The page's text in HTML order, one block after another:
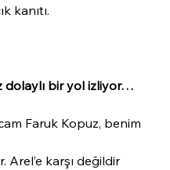
kanıtı.
dolaylı bir yol izliyor…
Faruk Kopuz, benim
Arel’e karşı değildir